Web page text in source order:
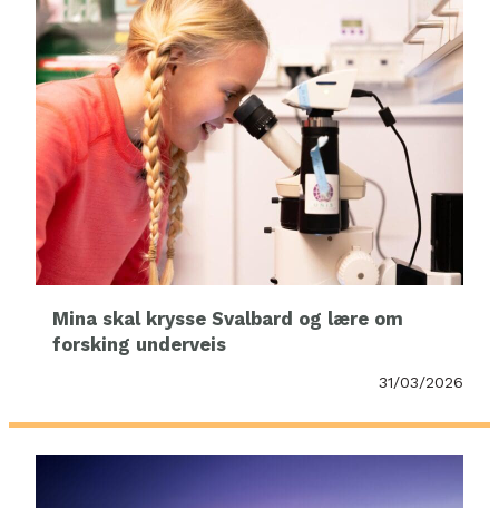
Mina skal krysse Svalbard og lære om
forsking underveis
31/03/2026